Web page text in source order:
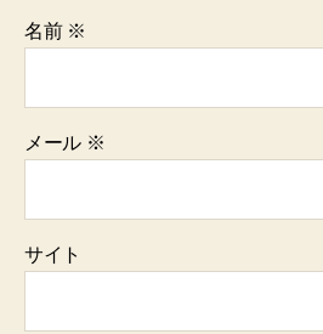
名前 ※
メール ※
サイト